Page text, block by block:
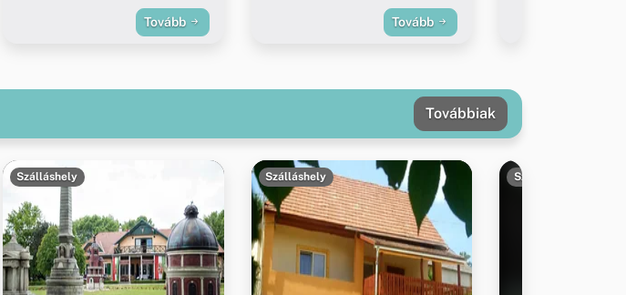
Tovább Tovább
Továbbiak
Szálláshely Szálláshely Szálláshely